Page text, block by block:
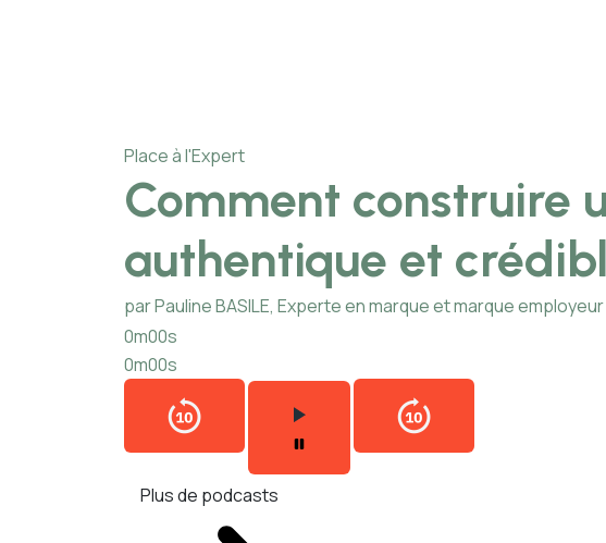
Place à l'Expert
Comment construire
authentique et
par Pauline BASILE, Experte en marque et marque employeur
0m00s
0m00s
Plus de podcasts